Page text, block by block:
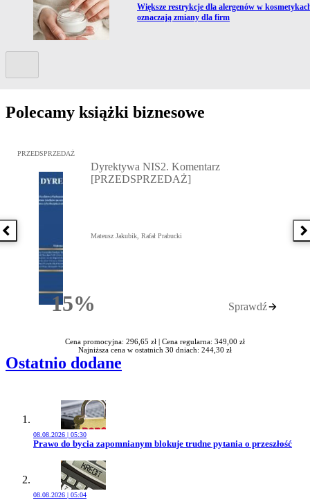
Przejdź do artykułu:
Większe restrykcje dla alergenów w
oznaczają zmiany dla firm
Polecamy książki biznesowe
Poprzednia książka
Przejdź do: Dyrektywa NIS2. Komentarz [PRZEDSPRZEDAŻ],
PRZEDSPRZEDAŻ
15%Rabatu
Dyrektywa NIS2. Komentarz
[PRZEDSPRZEDAŻ]
Mateusz Jakubik, Rafał Prabucki
Sprawdź
Cena promocyjna: 296,65 zł | Cena regularna: 349,00 zł
Najniższa cena w ostatnich 30 dniach: 244,30 zł
Ostatnio dodane
08.08.2026 | 05:30
Przejdź do artykułu:
Prawo do bycia zapomnianym blokuje trudne pytania o przeszłość
08.08.2026 | 05:04